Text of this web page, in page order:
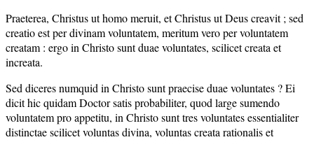
Praeterea, Christus ut homo meruit, et Christus ut Deus creavit ; sed
creatio est per divinam voluntatem, meritum vero per voluntatem
creatam : ergo in Christo sunt duae voluntates, scilicet creata et
increata.
Sed diceres numquid in Christo sunt praecise duae voluntates ? Ei
dicit hic quidam Doctor satis probabiliter, quod large sumendo
voluntatem pro appetitu, in Christo sunt tres voluntates essentialiter
distinctae scilicet voluntas divina, voluntas creata rationalis et